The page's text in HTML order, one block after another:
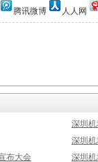
腾讯微博 人人网
深圳机
深圳机
布大会
深圳